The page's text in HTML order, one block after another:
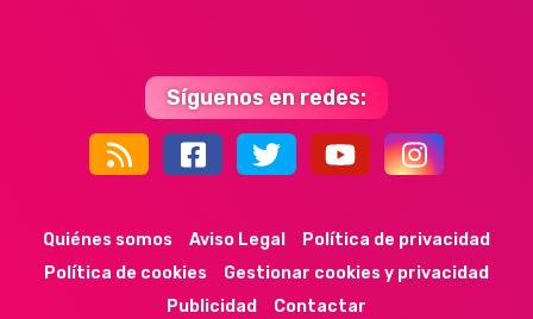
Síguenos en redes:
Quiénes somos Aviso Legal
Política de privacidad
Política de cookies
Gestionar cookies y privacidad
Publicidad
Contactar